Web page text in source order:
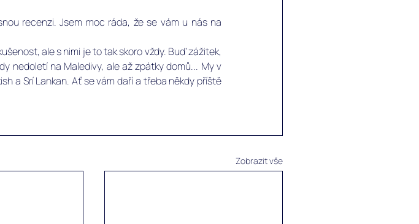
recenzi. Jsem moc ráda, že se vám u nás na
ale s nimi je to tak skoro vždy. Buď zážitek,
nedoletí na Maledivy, ale až zpátky domů... My v
a Srí Lankan. Ať se vám daří a třeba někdy příště
Zobrazit vše